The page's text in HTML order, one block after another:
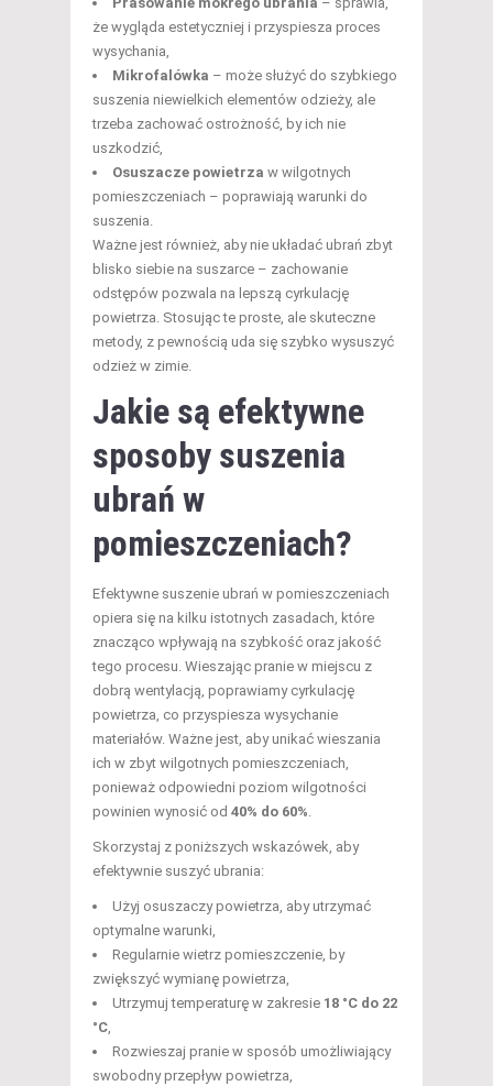
że wygląda estetyczniej i przyspiesza proces
wysychania,
Mikrofalówka – może służyć do szybkiego
suszenia niewielkich elementów odzieży, ale
trzeba zachować ostrożność, by ich nie
uszkodzić,
Osuszacze powietrza w wilgotnych
pomieszczeniach – poprawiają warunki do
suszenia.
Ważne jest również, aby nie układać ubrań zbyt
blisko siebie na suszarce – zachowanie
odstępów pozwala na lepszą cyrkulację
powietrza. Stosując te proste, ale skuteczne
metody, z pewnością uda się szybko wysuszyć
odzież w zimie.
Jakie są efektywne
sposoby suszenia
ubrań w
pomieszczeniach?
Efektywne suszenie ubrań w pomieszczeniach
opiera się na kilku istotnych zasadach, które
znacząco wpływają na szybkość oraz jakość
tego procesu. Wieszając pranie w miejscu z
dobrą wentylacją, poprawiamy cyrkulację
powietrza, co przyspiesza wysychanie
materiałów. Ważne jest, aby unikać wieszania
ich w zbyt wilgotnych pomieszczeniach,
ponieważ odpowiedni poziom wilgotności
powinien wynosić od 40% do 60%.
Skorzystaj z poniższych wskazówek, aby
efektywnie suszyć ubrania:
Użyj osuszaczy powietrza, aby utrzymać
optymalne warunki,
Regularnie wietrz pomieszczenie, by
zwiększyć wymianę powietrza,
Utrzymuj temperaturę w zakresie 18 °C do 22
°C,
Rozwieszaj pranie w sposób umożliwiający
swobodny przepływ powietrza,